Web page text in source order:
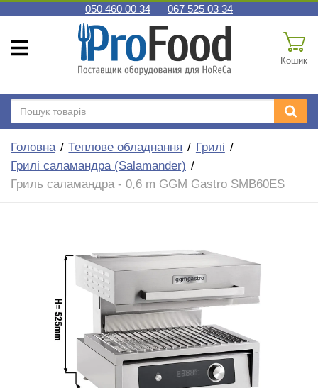
050 460 00 34 067 525 03 34
Кошик
Головна Теплове обладнання
Грилі
Грилі саламандра (Salamander)
Гриль саламандра - 0,6 m GGM Gastro SMB60ES